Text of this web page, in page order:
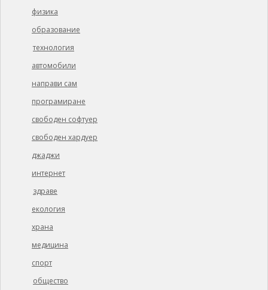
физика
образование
технология
автомобили
направи сам
програмиране
свободен софтуер
свободен хардуер
джаджи
интернет
здраве
екология
храна
медицина
спорт
общество